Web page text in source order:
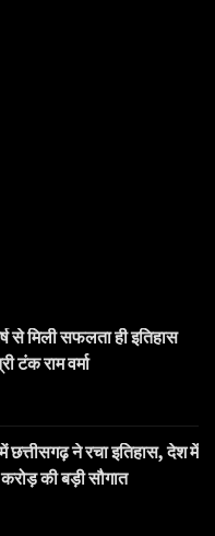
से मिली सफलता ही इतिहास
टंक राम वर्मा
छत्तीसगढ़ ने रचा इतिहास, देश में
की बड़ी सौगात